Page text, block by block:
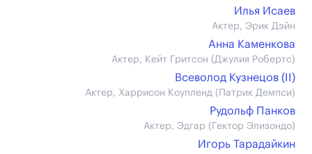
Илья Исаев
Актер, Эрик Дэйн
Анна Каменкова
Актер, Кейт Гритсон (Джулия Робертс)
Всеволод Кузнецов (II)
Актер, Харрисон Коупленд (Патрик Демпси)
Рудольф Панков
Актер, Эдгар (Гектор Элизондо)
Игорь Тарадайкин